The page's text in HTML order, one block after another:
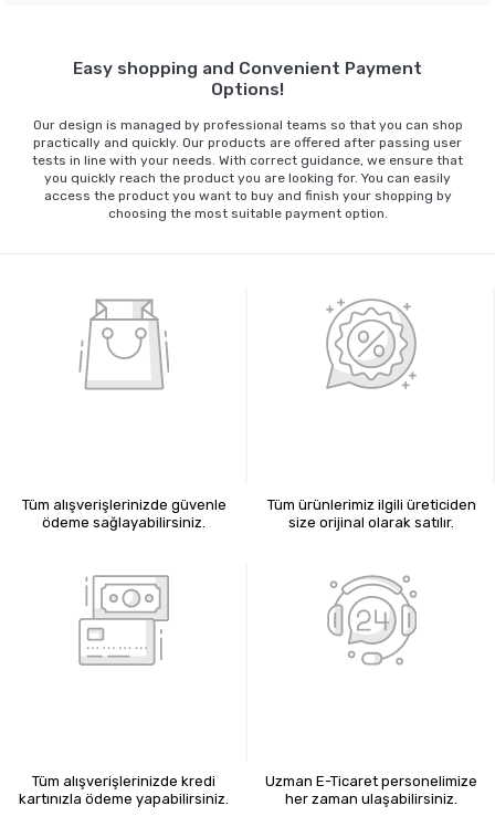
Easy shopping and Convenient Payment
Options!
Our design is managed by professional teams so that you can shop
practically and quickly. Our products are offered after passing user
tests in line with your needs. With correct guidance, we ensure that
you quickly reach the product you are looking for. You can easily
access the product you want to buy and finish your shopping by
choosing the most suitable payment option.
Tüm alışverişlerinizde güvenle
ödeme sağlayabilirsiniz.
Tüm ürünlerimiz ilgili üreticiden
size orijinal olarak satılır.
Tüm alışverişlerinizde kredi
kartınızla ödeme yapabilirsiniz.
Uzman E-Ticaret personelimize
her zaman ulaşabilirsiniz.